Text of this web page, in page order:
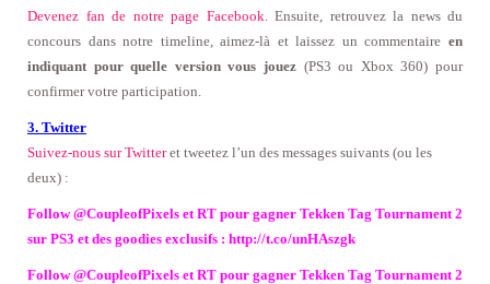
Devenez fan de notre page Facebook . Ensuite, retrouvez la news du
concours dans notre timeline, aimez-là et laissez un commentaireen
indiquant pour quelle version vous jouez (PS3 ou Xbox 360) pour
confirmer votre participation.
3. Twitter
Suivez-nous sur Twitteret tweetez l’un des messages suivants (ou les
deux) :
Follow @CoupleofPixels et RT pour gagner Tekken Tag Tournament 2
sur PS3 et des goodies exclusifs : http://t.co/unHAszgk
Follow @CoupleofPixels et RT pour gagner Tekken Tag Tournament 2